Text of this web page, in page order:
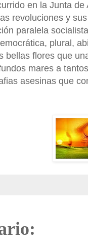
en la Junta
revoluciones y
paralela
plural,
bellas flores que
mares a
asesinas que